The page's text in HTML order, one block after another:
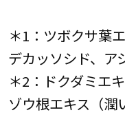
＊1：ツボクサ葉
デカッソシド、ア
＊2：ドクダミエ
ゾウ根エキス（潤